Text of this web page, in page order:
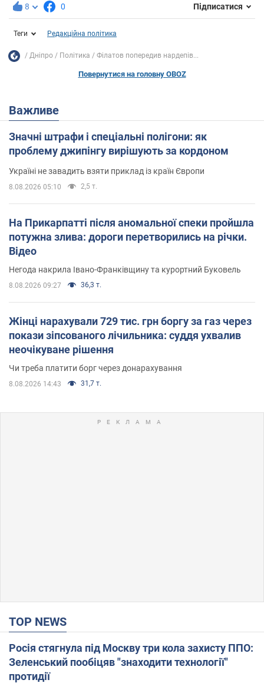
8 0 Підписатися
Теги Редакційна політика
Дніпро Політика Філатов попередив нардепів...
Повернутися на головну OBOZ
Важливе
Значні штрафи і спеціальні полігони: як
проблему джипінгу вирішують за кордоном
Україні не завадить взяти приклад із країн Європи
8.08.2026 05:10 2,5 т.
На Прикарпатті після аномальної спеки пройшла
потужна злива: дороги перетворились на річки.
Відео
Негода накрила Івано-Франківщину та курортний Буковель
8.08.2026 09:27 36,3 т.
Жінці нарахували 729 тис. грн боргу за газ через
покази зіпсованого лічильника: суддя ухвалив
неочікуване рішення
Чи треба платити борг через донарахування
8.08.2026 14:43 31,7 т.
TOP NEWS
Росія стягнула під Москву три кола захисту ППО:
Зеленський пообіцяв "знаходити технології"
протидії